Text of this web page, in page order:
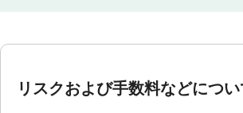
リスクおよび手数料などについ